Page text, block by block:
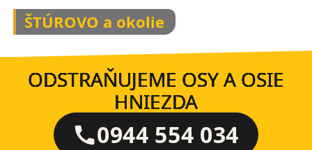
ŠTÚROVO a okolie
ODSTRAŇUJEME OSY A OSIE
HNIEZDA
0944 554 034